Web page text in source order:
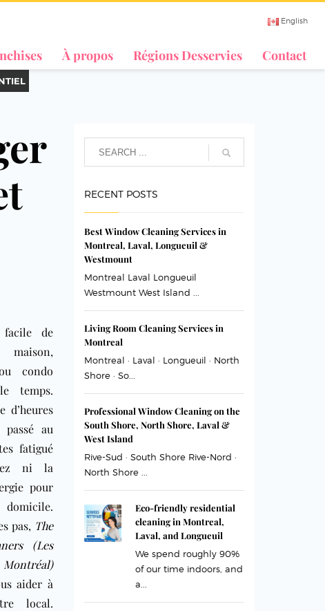
English
À propos Régions Desservies Contact
facile de
condo
temps.
d’heures
passé au
fatigué
ni la
pour
pas, The
(Les
aider à
local.
RECENT POSTS
Best Window Cleaning Services in
Montreal, Laval, Longueuil &
Westmount
Montreal Laval Longueuil
Westmount West Island ...
Living Room Cleaning Services in
Montreal
Montreal · Laval · Longueuil · North
Shore · So...
Professional Window Cleaning on the
South Shore, North Shore, Laval &
West Island
Rive-Sud · South Shore Rive-Nord ·
North Shore ...
Eco-friendly residential
cleaning in Montreal,
Laval, and Longueuil
We spend roughly 90%
of our time indoors, and
a...